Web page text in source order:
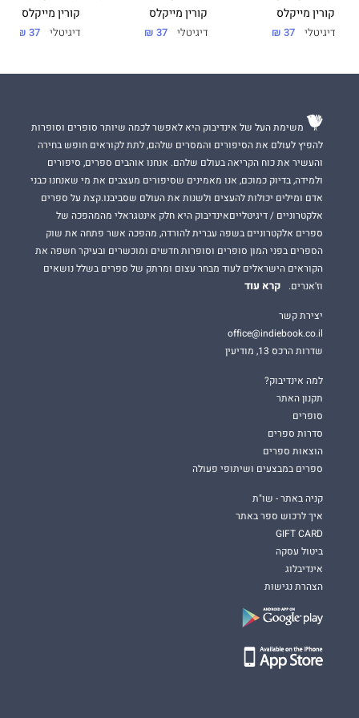
קורין מייקלס
דיגיטלי 37 ₪
קורין מייקלס
דיגיטלי 37 ₪
קורין מייקלס
דיגיטלי 37 ₪
משימת העל של אינדיבוק היא לאפשר לכמה שיותר סופרים וסופרות
להפיץ לעולם את הסיפורים והמסרים שלהם, לתת לקוראים חופש בחירה
והעשיר את כוח הקריאה בעולם שלהם. אנחנו אוהבים ספרים, סיפורים
ולמידה, בדיוק כמוכם, אנו מאמינים שסיפורים מעצבים את מי שאנחנו כבני
אדם ומילים יכולות להעצים ולשנות את העולם שסביבנו.קצת על ספרים
אלקטרוניים / דיגיטלייםאינדיבוק היא חלק אינטגראלי מהמהפכה של
ספרים אלקטרוניים בשפה עברית להורדה, מהפכה אשר פתחה את שוק
הספרים בפני המון סופרים וסופרות חדשים ומוכשרים ובעיקר חשפה את
הקוראים הישראלים לעוד מבחר עצום ומרתק של ספרים בשלל נושאים
וז'אנרים.
קרא עוד
יצירת קשר
office@indiebook.co.il
שדרות הרכס 13, מודיעין
למה אינדיבוק?
תקנון האתר
סופרים
סדרות ספרים
הוצאות ספרים
ספרים במבצעים ושיתופי פעולה
קניה באתר - שו"ת
איך לרכוש ספר באתר
GIFT CARD
ביטול עסקה
אינדיבלוג
הצהרת נגישות